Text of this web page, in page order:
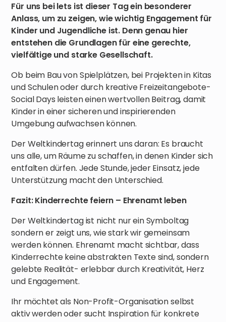
Für uns bei lets ist dieser Tag ein besonderer
Anlass, um zu zeigen, wie wichtig Engagement für
Kinder und Jugendliche ist. Denn genau hier
entstehen die Grundlagen für eine gerechte,
vielfältige und starke Gesellschaft.
Ob beim Bau von Spielplätzen, bei Projekten in Kitas
und Schulen oder durch kreative Freizeitangebote-
Social Days leisten einen wertvollen Beitrag, damit
Kinder in einer sicheren und inspirierenden
Umgebung aufwachsen können.
Der Weltkindertag erinnert uns daran: Es braucht
uns alle, um Räume zu schaffen, in denen Kinder sich
entfalten dürfen. Jede Stunde, jeder Einsatz, jede
Unterstützung macht den Unterschied.
Fazit: Kinderrechte feiern – Ehrenamt leben
Der Weltkindertag ist nicht nur ein Symboltag
sondern er zeigt uns, wie stark wir gemeinsam
werden können. Ehrenamt macht sichtbar, dass
Kinderrechte keine abstrakten Texte sind, sondern
gelebte Realität- erlebbar durch Kreativität, Herz
und Engagement.
Ihr möchtet als Non-Profit-Organisation selbst
aktiv werden oder sucht Inspiration für konkrete